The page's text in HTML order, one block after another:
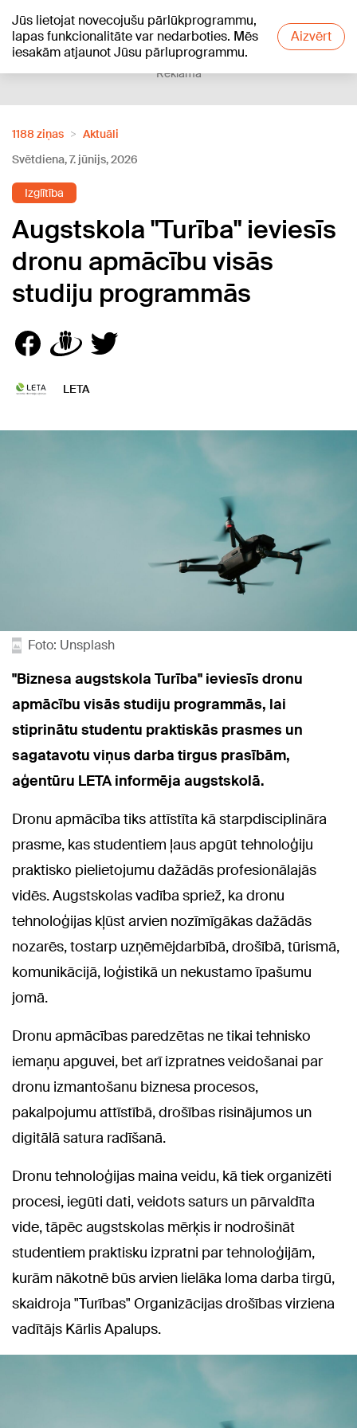
Jūs lietojat novecojušu pārlūkprogrammu,
lapas funkcionalitāte var nedarboties. Mēs
iesakām atjaunot Jūsu pārluprogrammu.
Aizvērt
+15°C
Reklāma
1188 ziņas
Aktuāli
Svētdiena, 7. jūnijs, 2026
Izglītība
Augstskola "Turība" ieviesīs
dronu apmācību visās
studiju programmās
LETA
Foto: Unsplash
"Biznesa augstskola Turība" ieviesīs dronu
apmācību visās studiju programmās, lai
stiprinātu studentu praktiskās prasmes un
sagatavotu viņus darba tirgus prasībām,
aģentūru LETA informēja augstskolā.
Dronu apmācība tiks attīstīta kā starpdisciplināra
prasme, kas studentiem ļaus apgūt tehnoloģiju
praktisko pielietojumu dažādās profesionālajās
vidēs. Augstskolas vadība spriež, ka dronu
tehnoloģijas kļūst arvien nozīmīgākas dažādās
nozarēs, tostarp uzņēmējdarbībā, drošībā, tūrismā,
komunikācijā, loģistikā un nekustamo īpašumu
jomā.
Dronu apmācības paredzētas ne tikai tehnisko
iemaņu apguvei, bet arī izpratnes veidošanai par
dronu izmantošanu biznesa procesos,
pakalpojumu attīstībā, drošības risinājumos un
digitālā satura radīšanā.
Dronu tehnoloģijas maina veidu, kā tiek organizēti
procesi, iegūti dati, veidots saturs un pārvaldīta
vide, tāpēc augstskolas mērķis ir nodrošināt
studentiem praktisku izpratni par tehnoloģijām,
kurām nākotnē būs arvien lielāka loma darba tirgū,
skaidroja "Turības" Organizācijas drošības virziena
vadītājs Kārlis Apalups.